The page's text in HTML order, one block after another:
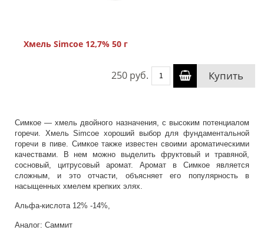
Хмель Simcoe 12,7% 50 г
250 руб. Купить
Симкое — хмель двойного назначения, с высоким потенциалом
горечи. Хмель Simcoe хороший выбор для фундаментальной
горечи в пиве. Симкое также известен своими ароматическими
качествами. В нем можно выделить фруктовый и травяной,
сосновый, цитрусовый аромат. Аромат в Симкое является
сложным, и это отчасти, объясняет его популярность в
насыщенных хмелем крепких элях.
Альфа-кислота 12% -14%,
Аналог: Саммит